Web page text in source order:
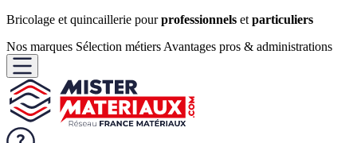
Bricolage et quincaillerie pourprofessionnels et particuliers
Nos marques Sélection métiers Avantages pros & administrations